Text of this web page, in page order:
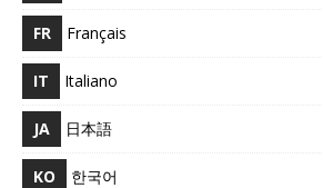
FR Français
IT Italiano
JA 日本語
KO 한국어